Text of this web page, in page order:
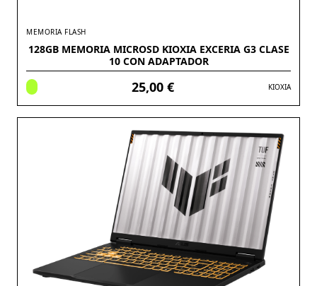
MEMORIA FLASH
128GB MEMORIA MICROSD KIOXIA EXCERIA G3 CLASE
10 CON ADAPTADOR
25,00 € KIOXIA